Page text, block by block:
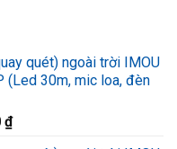
quét) ngoài trời IMOU
(Led 30m, mic loa, đèn
₫Giá